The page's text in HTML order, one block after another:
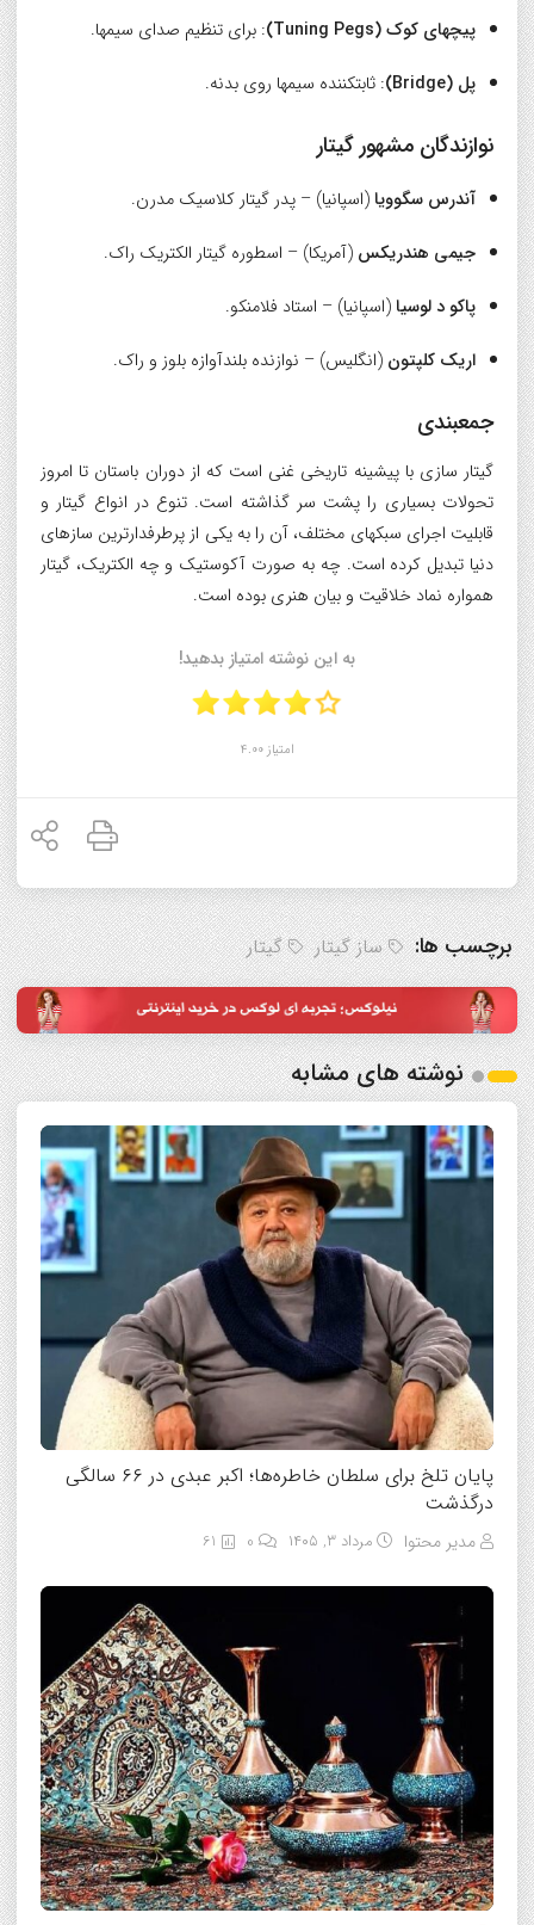
پیچهای کوک (Tuning Pegs)
: برای تنظیم صدای سیمها.
پل (Bridge)
: ثابتکننده سیمها روی بدنه.
نوازندگان مشهور گیتار
آندرس سگوویا (اسپانیا) – پدر گیتار کلاسیک مدرن.
جیمی هندریکس (آمریکا) – اسطوره گیتار الکتریک راک.
پاکو د لوسیا (اسپانیا) – استاد فلامنکو.
اریک کلپتون (انگلیس) – نوازنده بلندآوازه بلوز و راک.
جمعبندی
گیتار سازی با پیشینه تاریخی غنی است که از دوران باستان تا امروز
تحولات بسیاری را پشت سر گذاشته است. تنوع در انواع گیتار و
قابلیت اجرای سبکهای مختلف، آن را به یکی از پرطرفدارترین سازهای
دنیا تبدیل کرده است. چه به صورت آکوستیک و چه الکتریک، گیتار
همواره نماد خلاقیت و بیان هنری بوده است.
به این نوشته امتیاز بدهید!
امتیاز 4.00
برچسب ها: ساز گیتار گیتار
نوشته های مشابه
پایان تلخ برای سلطان خاطره‌ها؛ اکبر عبدی در ۶۶ سالگی
درگذشت
مدیر محتوا مرداد ۳, ۱۴۰۵ 61